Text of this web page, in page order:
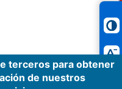
terceros para obtener
de nuestros